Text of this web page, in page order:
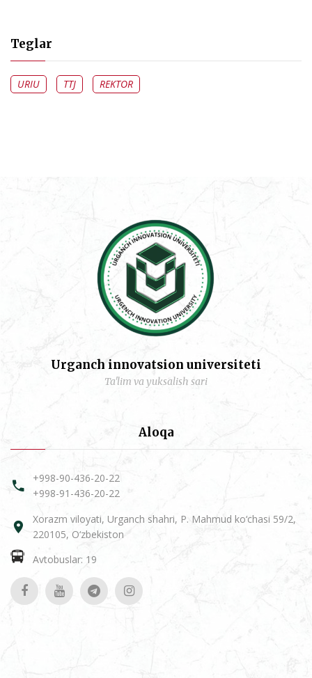
Teglar
URIU TTJ REKTOR
Urganch innovatsion universiteti
Ta'lim va yuksalish sari
Aloqa
+998-90-436-20-22
+998-91-436-20-22
Xorazm viloyati, Urganch shahri, P. Mahmud ko‘chasi 59/2,
220105, O‘zbekiston
Avtobuslar: 19